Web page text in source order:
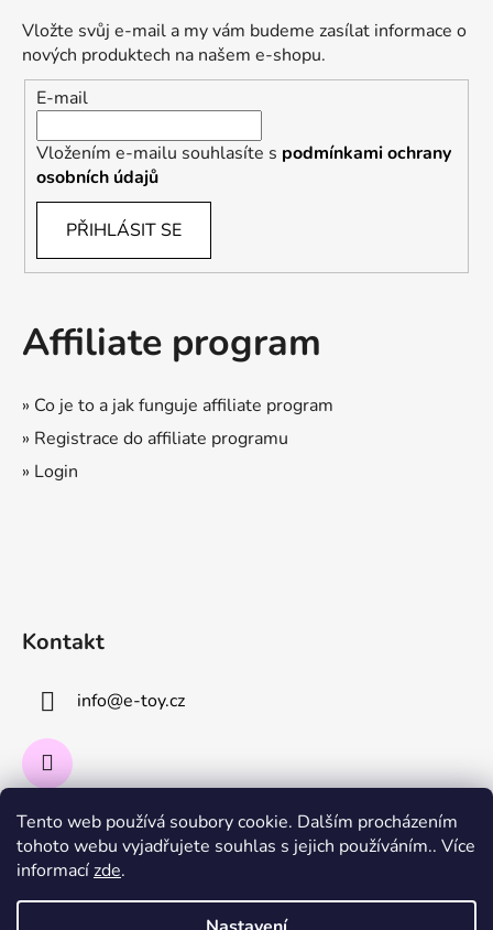
Tento web používá soubory cookie. Dalším procházením
tohoto webu vyjadřujete souhlas s jejich používáním.. Více
informacízde.
Vložte svůj e-mail a my vám budeme zasílat informace o
nových produktech na našem e-shopu.
E-mail
Vložením e-mailu souhlasíte s podmínkami ochrany
osobních údajů
PŘIHLÁSIT SE
Affiliate program
» Co je to a jak funguje affiliate program
» Registrace do affiliate programu
» Login
Kontakt
info@e-toy.cz
Instagram
Sledovat na Instagramu